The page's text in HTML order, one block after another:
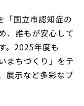
「国立市認知症の
、誰もが安心して
。2025年度も
まちづくり」をテ
展示など多彩なプ